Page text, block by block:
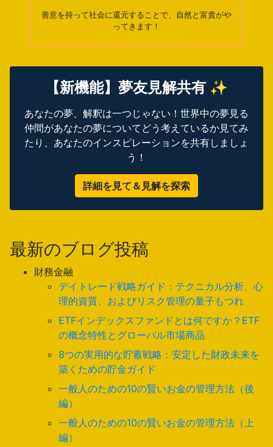
善意を持って社会に還元することで、自然と富貴がや
ってきます！
【新機能】夢友見解共有 ✨
あなたの夢、解釈は一つじゃない！世界中の夢見る
仲間があなたの夢についてどう考えているか見てみ
たり、あなたのインスピレーションを共有しましょ
う！
詳細を見て＆見解を探索
最新のブログ投稿
財務金融
デイトレード戦略ガイド：テクニカル分析、心
理的資質、およびリスク管理の量子もつれ
ETFインデックスファンドとは何ですか？ETF
の概念特性とグローバル市場商品
8つの実用的な貯蓄戦略：安定した財政未来を
築くための貯金ガイド
一般人のための10の賢いお金の管理方法（後
編）
一般人のための10の賢いお金の管理方法（上
編）